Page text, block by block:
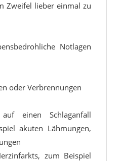
Zweifel lieber einmal zu
Notlagen
oder Verbrennungen
einen Schlaganfall
akuten Lähmungen,
zum Beispiel